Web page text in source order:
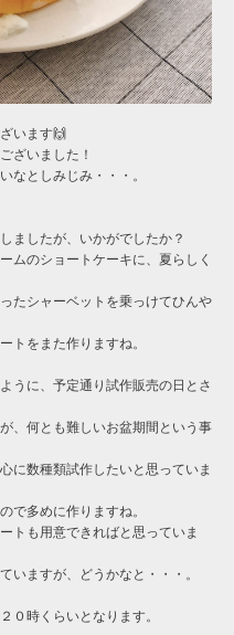
います🙌
ざいました！
なとしみじみ・・・。
ましたが、いかがでしたか？
ムのショートケーキに、夏らしく
たシャーベットを乗っけてひんや
トをまた作りますね。
うに、予定通り試作販売の日とさ
、何とも難しいお盆期間という事
に数種類試作したいと思っていま
で多めに作りますね。
トも用意できればと思っていま
いますが、どうかなと・・・。
０時くらいとなります。